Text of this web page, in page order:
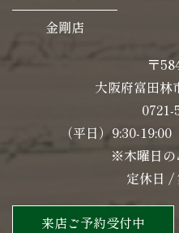
金剛店
〒
大阪府富田林
0721-
（平日）9:30-
※木曜日の
定休日 /
来店ご予約受付中